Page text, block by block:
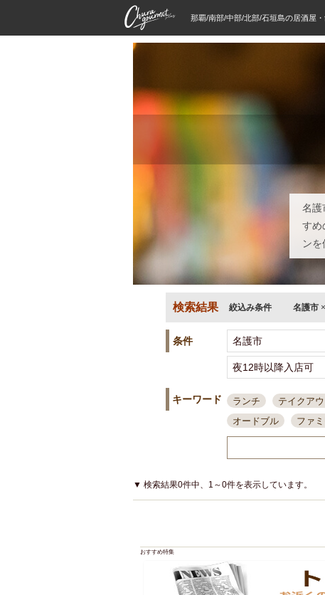
那覇/南部/中部/北部/石垣島の居酒屋
名護
すめ
ンを
検索結果 絞込み条件 名護市 ×
条件
キーワード ランチ テイクア
オードブル
ファ
接待・会食
ちょ
結婚式二次会
夜10時以降入店可
アサヒスーパードライ
▼ 検索結果0件中、1～0件を表示しています。
おすすめ特集